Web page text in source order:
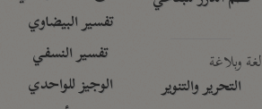
لغة وبلاغة
التحرير والتنوير
تفسير البيضاوي
تفسير النسفي
الوجيز للواحدي